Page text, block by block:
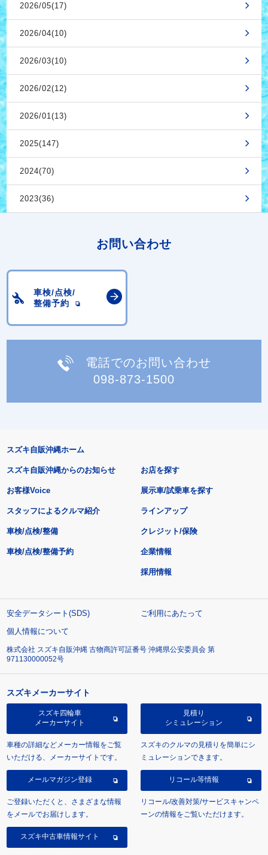
2026/05(17)
2026/04(10)
2026/03(10)
2026/02(12)
2026/01(13)
2025(147)
2024(70)
2023(36)
お問い合わせ
車検/点検/
整備予約
電話でのお問い合わせ
098-873-1500
スズキ自販沖縄ホーム
スズキ自販沖縄からのお知らせ
お客様Voice
スタッフによるクルマ紹介
お店を探す
展示車/試乗車を探す
ラインアップ
車検/点検/整備 クレジット/保険
車検/点検/整備予約 企業情報
採用情報
安全データシート(SDS)
ご利用にあたって
個人情報について
株式会社 スズキ自販沖縄 古物商許可証番号 沖縄県公安委員会 第
971130000052号
スズキメーカーサイト
スズキ四輪車
メーカーサイト
車種の詳細などメーカー情報をご覧
いただける、メーカーサイトです。
見積り
シミュレーション
スズキのクルマの見積りを簡単にシ
ミュレーションできます。
メールマガジン登録
ご登録いただくと、さまざまな情報
をメールでお届けします。
リコール等情報
リコール/改善対策/サービスキャンペ
ーンの情報をご覧いただけます。
スズキ中古車情報サイト